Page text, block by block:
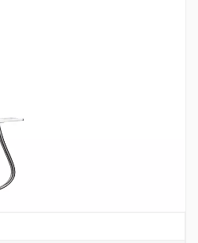
baño de cuatro funciones es un
sistema de ducha, ya que
agua constante y cómoda para
de ducha.